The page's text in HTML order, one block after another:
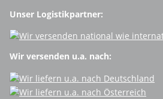
Unser Logistikpartner:
Wir versenden u.a. nach: